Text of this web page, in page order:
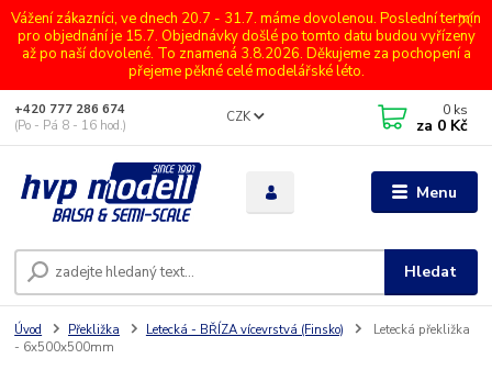
Vážení zákazníci, ve dnech 20.7 - 31.7. máme dovolenou. Poslední termín
pro objednání je 15.7. Objednávky došlé po tomto datu budou vyřízeny
až po naší dovolené. To znamená 3.8.2026. Děkujeme za pochopení a
přejeme pěkné celé modelářské léto.
Menu
CZK
Hledat
+420 777 286 674
(Po - Pá 8 - 16 hod.)
0 ks
za 0 Kč
Úvod Překližka Letecká - BŘÍZA vícevrstvá (Finsko)
Letecká překližka
- 6x500x500mm